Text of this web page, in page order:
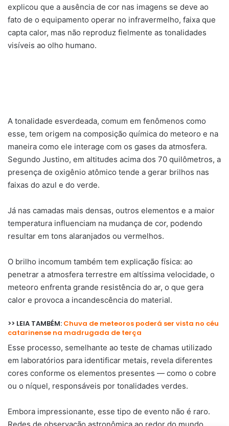
explicou que a ausência de cor nas imagens se deve ao
fato de o equipamento operar no infravermelho, faixa que
capta calor, mas não reproduz fielmente as tonalidades
visíveis ao olho humano.
A tonalidade esverdeada, comum em fenômenos como
esse, tem origem na composição química do meteoro e na
maneira como ele interage com os gases da atmosfera.
Segundo Justino, em altitudes acima dos 70 quilômetros, a
presença de oxigênio atômico tende a gerar brilhos nas
faixas do azul e do verde.
Já nas camadas mais densas, outros elementos e a maior
temperatura influenciam na mudança de cor, podendo
resultar em tons alaranjados ou vermelhos.
O brilho incomum também tem explicação física: ao
penetrar a atmosfera terrestre em altíssima velocidade, o
meteoro enfrenta grande resistência do ar, o que gera
calor e provoca a incandescência do material.
>> LEIA TAMBÉM: Chuva de meteoros poderá ser vista no céu
catarinense na madrugada de terça
Esse processo, semelhante ao teste de chamas utilizado
em laboratórios para identificar metais, revela diferentes
cores conforme os elementos presentes — como o cobre
ou o níquel, responsáveis por tonalidades verdes.
Embora impressionante, esse tipo de evento não é raro.